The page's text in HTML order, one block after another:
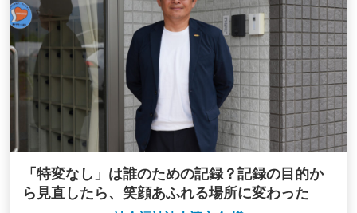
「特変なし」は誰のための記録？記録の目的か
ら見直したら、笑顔あふれる場所に変わった